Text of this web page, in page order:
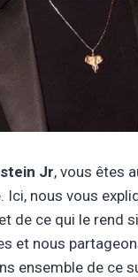
Jr, vous êtes
nous vous
de ce qui le rend
et nous
ensemble de ce